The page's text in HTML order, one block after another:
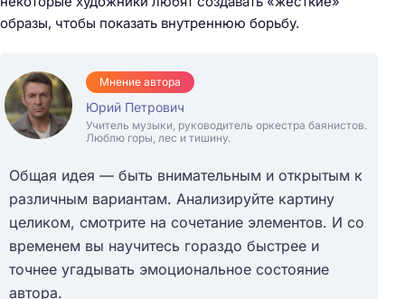
образы, чтобы показать внутреннюю борьбу.
Мнение автора
Юрий Петрович
Учитель музыки, руководитель оркестра баянистов.
Люблю горы, лес и тишину.
Общая идея — быть внимательным и открытым к
различным вариантам. Анализируйте картину
целиком, смотрите на сочетание элементов. И со
временем вы научитесь гораздо быстрее и
точнее угадывать эмоциональное состояние
автора.